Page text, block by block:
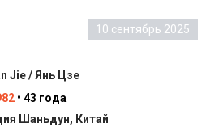
10 сентябрь 2025
Jie / Янь Цзе
• 43 года
Шаньдун, Китай